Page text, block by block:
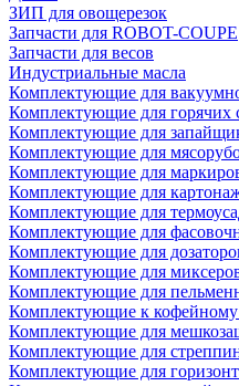
ЗИП для овощерезок
Запчасти для ROBOT-COUPE
Запчасти для весов
Индустриальные масла
Комплектующие для
Комплектующие для горячих
Комплектующие для
Комплектующие для
Комплектующие для
Комплектующие для
Комплектующие для
Комплектующие для
Комплектующие для
Комплектующие для
Комплектующие для
Комплектующие к
Комплектующие для
Комплектующие для
Комплектующие для